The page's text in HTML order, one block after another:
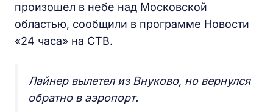
произошел в небе над Московской
областью, сообщили в программе Новости
«24 часа» на СТВ.
Лайнер вылетел из Внуково, но вернулся
обратно в аэропорт.